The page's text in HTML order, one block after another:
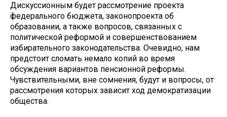
Дискуссионным будет рассмотрение проекта
федерального бюджета, законопроекта об
образовании, а также вопросов, связанных с
политической реформой и совершенствованием
избирательного законодательства. Очевидно, нам
предстоит сломать немало копий во время
обсуждения вариантов пенсионной реформы.
Чувствительными, вне сомнения, будут и вопросы, от
рассмотрения которых зависит ход демократизации
общества.